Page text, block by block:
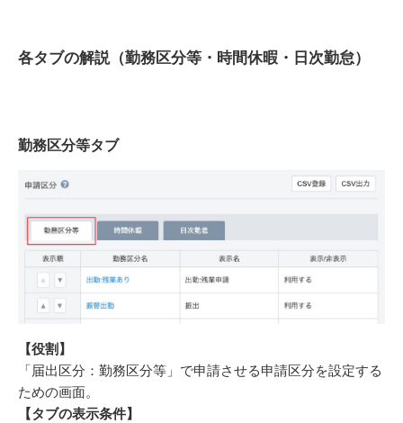
各タブの解説（勤務区分等・時間休暇・日次勤怠）
勤務区分等タブ
【役割 】
「届出区分：勤務区分等」で申請させる申請区分を設定する
ための画面。
【タブの表示条件】